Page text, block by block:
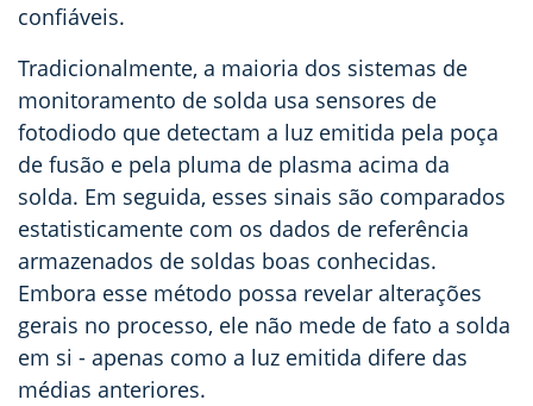
confiáveis.
Tradicionalmente, a maioria dos sistemas de
monitoramento de solda usa sensores de
fotodiodo que detectam a luz emitida pela poça
de fusão e pela pluma de plasma acima da
solda. Em seguida, esses sinais são comparados
estatisticamente com os dados de referência
armazenados de soldas boas conhecidas.
Embora esse método possa revelar alterações
gerais no processo, ele não mede de fato a solda
em si - apenas como a luz emitida difere das
médias anteriores.